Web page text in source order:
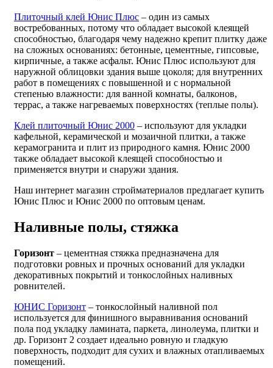
Плиточный клей Юнис Плюс – один из самых
востребованных, потому что обладает высокой клеящей
способностью, благодаря чему надежно крепит плитку даже
на сложных основаниях: бетонные, цементные, гипсовые,
кирпичные, а также асфальт. Юнис Плюс используют для
наружной облицовки здания выше цоколя; для внутренних
работ в помещениях с повышенной и с нормальной
степенью влажности: для ванной комнаты, балконов,
террас, а также нагреваемых поверхностях (теплые полы).
Клей плиточный Юнис 2000 – используют для укладки
кафельной, керамической и мозаичной плитки, а также
керамогранита и плит из природного камня. Юнис 2000
также обладает высокой клеящей способностью и
применяется внутри и снаружи здания.
Наш интернет магазин стройматериалов предлагает купить
Юнис Плюс и Юнис 2000 по оптовым ценам.
Наливные полы, стяжка
Горизонт – цементная стяжка предназначена для
подготовки ровных и прочных оснований для укладки
декоративных покрытий и тонкослойных наливных
ровнителей.
ЮНИС Горизонт – тонкослойный наливной пол
используется для финишного выравнивания оснований
пола под укладку ламината, паркета, линолеума, плитки и
др. Горизонт 2 создает идеально ровную и гладкую
поверхность, подходит для сухих и влажных отапливаемых
помещений.